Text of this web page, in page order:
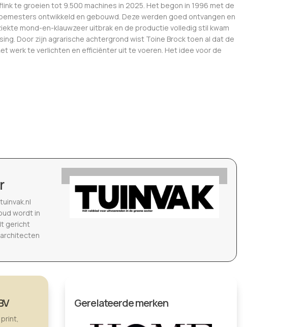
te groeien tot 9.500 machines in 2025. Het begon in 1996 met de
ontwikkeld en gebouwd. Deze werden goed ontvangen en
mond-en-klauwzeer uitbrak en de productie volledig stil kwam
Door zijn agrarische achtergrond wist Toine Brock toen al dat de
werk te verlichten en efficiënter uit te voeren. Het idee voor de
wordt in
gericht
Gerelateerde merken